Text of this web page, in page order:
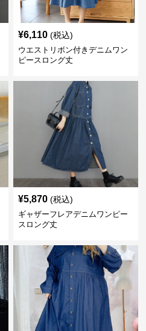
¥6,110 (税込)
ウエストリボン付きデニムワン
ピースロング丈
¥5,870 (税込)
ギャザーフレアデニムワンピー
スロング丈